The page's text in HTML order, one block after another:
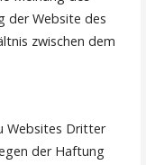
der Website des
zwischen dem
Websites Dritter
der Haftung